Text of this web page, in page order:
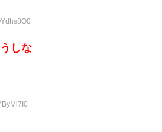
しな